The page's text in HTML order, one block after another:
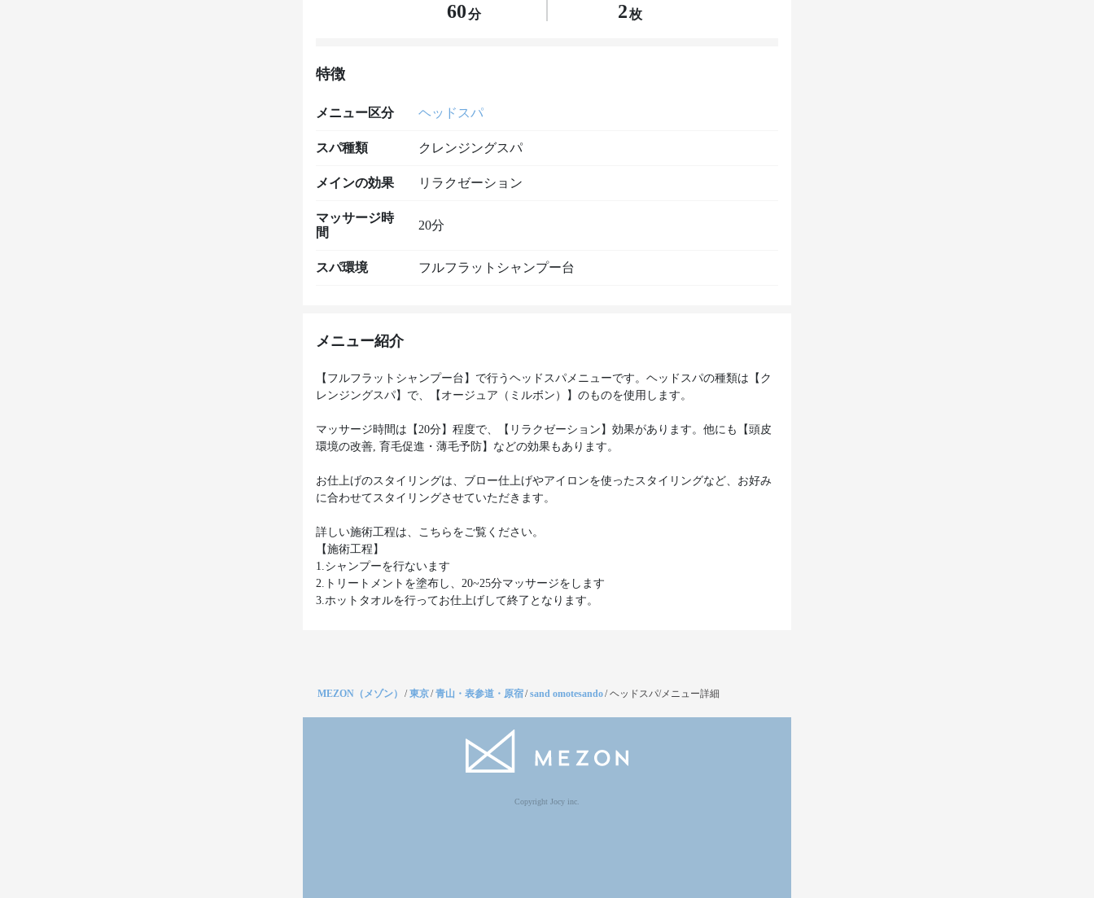
60分 2枚
特徴
メニュー区分 ヘッドスパ
スパ種類 クレンジングスパ
メインの効果 リラクゼーション
マッサージ時
間
20分
スパ環境 フルフラットシャンプー台
メニュー紹介
【フルフラットシャンプー台】で行うヘッドスパメニューです。ヘッドスパの種類は【ク
レンジングスパ】で、【オージュア（ミルボン）】のものを使用します。
マッサージ時間は【20分】程度で、【リラクゼーション】効果があります。他にも【頭皮
環境の改善, 育毛促進・薄毛予防】などの効果もあります。
お仕上げのスタイリングは、ブロー仕上げやアイロンを使ったスタイリングなど、お好み
に合わせてスタイリングさせていただきます。
詳しい施術工程は、こちらをご覧ください。
【施術工程】
1.シャンプーを行ないます
2.トリートメントを塗布し、20~25分マッサージをします
3.ホットタオルを行ってお仕上げして終了となります。
MEZON（メゾン） /東京/青山・表参道・原宿/sand omotesando/ヘッドスパ/メニュー詳細
Copyright Jocy inc.